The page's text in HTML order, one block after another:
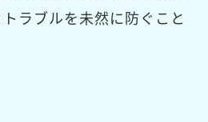
ラブルを未然に防ぐこと